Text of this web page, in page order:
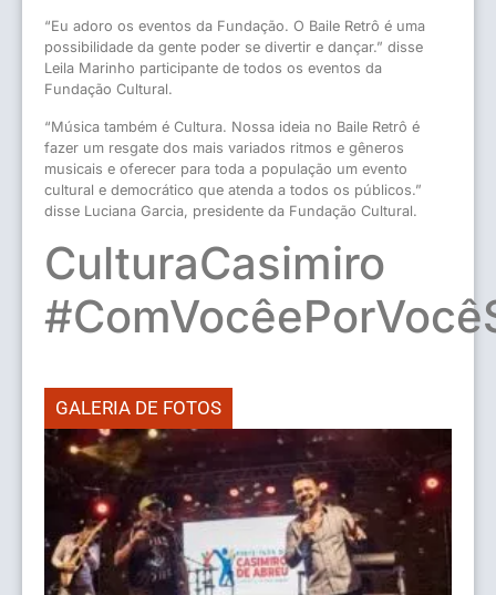
“Eu adoro os eventos da Fundação. O Baile Retrô é uma
possibilidade da gente poder se divertir e dançar.” disse
Leila Marinho participante de todos os eventos da
Fundação Cultural.
“Música também é Cultura. Nossa ideia no Baile Retrô é
fazer um resgate dos mais variados ritmos e gêneros
musicais e oferecer para toda a população um evento
cultural e democrático que atenda a todos os públicos.”
disse Luciana Garcia, presidente da Fundação Cultural.
CulturaCasimiro
GALERIA DE FOTOS